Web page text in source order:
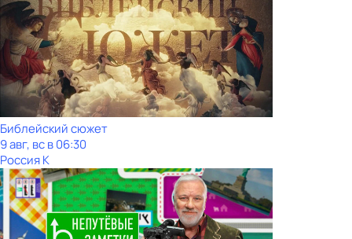
Библейский сюжет
9 авг, вс в 06:30
Россия К